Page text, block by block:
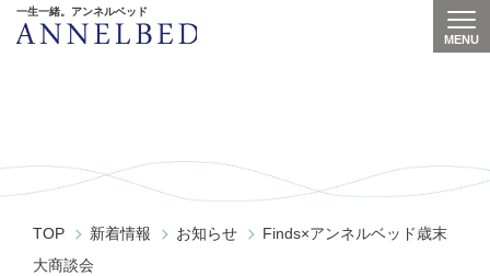
一生一緒。アンネルベッド
MENU
TOP 新着情報 お知らせ
Finds×アンネルベッド歳末
大商談会